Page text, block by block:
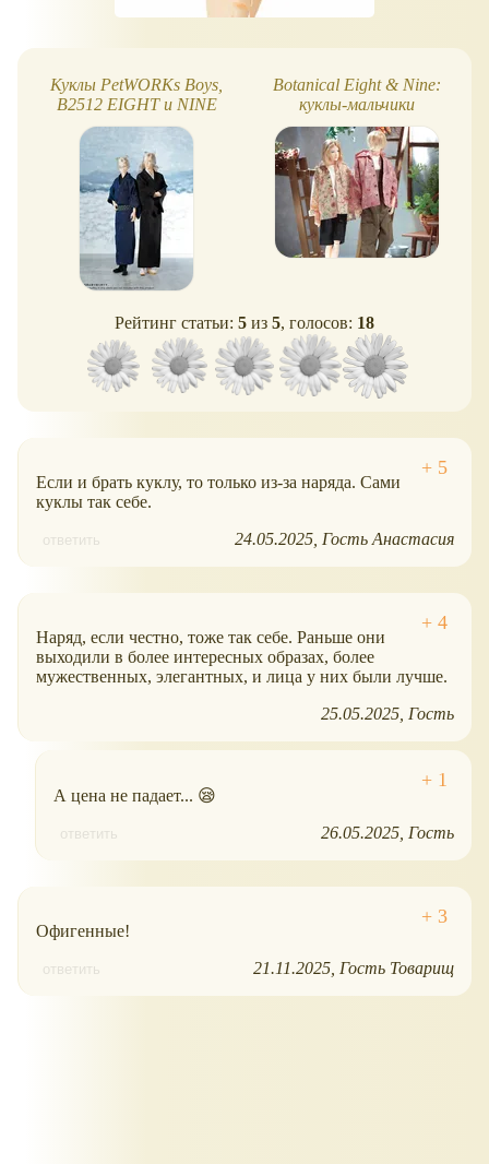
Куклы PetWORKs Boys,
B2512 EIGHT и NINE
Botanical Eight & Nine:
куклы-мальчики
PetWORKs
Рейтинг статьи: 5 из 5, голосов: 18
Если и брать куклу, то только из-за наряда. Сами
куклы так себе.
ответить 24.05.2025 Гость Анастасия
Наряд, если честно, тоже так себе. Раньше они
выходили в более интересных образах, более
мужественных, элегантных, и лица у них были лучше.
25.05.2025 Гость
А цена не падает... 😪
ответить 26.05.2025 Гость
Офигенные!
ответить 21.11.2025 Гость Товарищ